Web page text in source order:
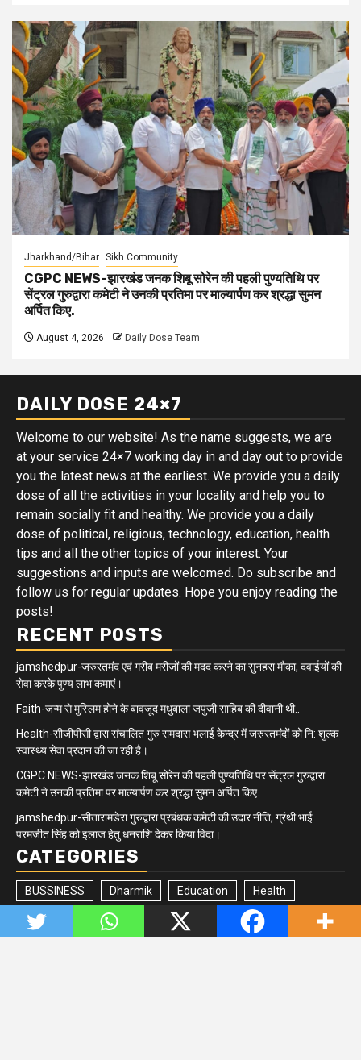
Jharkhand/Bihar Sikh Community
CGPC NEWS-झारखंड जनक शिबू सोरेन की पहली पुण्यतिथि पर
सेंट्रल गुरुद्वारा कमेटी ने उनकी प्रतिमा पर माल्यार्पण कर श्रद्धा सुमन
अर्पित किए.
August 4, 2026 Daily Dose Team
DAILY DOSE 24×7
Welcome to our website! As the name suggests, we are
at your service 24×7 working day in and day out to provide
you the latest news at the earliest. We provide you a daily
dose of all the activities in your locality and help you to
remain socially fit and healthy. We provide you a daily
dose of political, religious, technology, education, health
tips and all the other topics of your interest. Your
suggestions and inputs are welcomed. Do subscribe and
follow us for regular updates. Hope you enjoy reading the
posts!
RECENT POSTS
jamshedpur-जरुरतमंद एवं गरीब मरीजों की मदद करने का सुनहरा मौका, दवाईयों की
सेवा करके पुण्य लाभ कमाएं।
Faith-जन्म से मुस्लिम होने के बावजूद मधुबाला जपुजी साहिब की दीवानी थी..
Health-सीजीपीसी द्वारा संचालित गुरु रामदास भलाई केन्द्र में जरुरतमंदों को नि: शुल्क
स्वास्थ्य सेवा प्रदान की जा रही है।
CGPC NEWS-झारखंड जनक शिबू सोरेन की पहली पुण्यतिथि पर सेंट्रल गुरुद्वारा
कमेटी ने उनकी प्रतिमा पर माल्यार्पण कर श्रद्धा सुमन अर्पित किए.
jamshedpur-सीतारामडेरा गुरुद्वारा प्रबंधक कमेटी की उदार नीति, ग्रंथी भाई
परमजीत सिंह को इलाज हेतु धनराशि देकर किया विदा।
CATEGORIES
BUSSINESS Dharmik Education Health
Jharkhand/Bihar Matrimonial Minority